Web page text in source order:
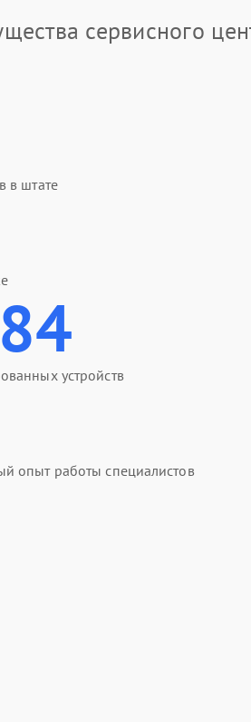
сервисного
в штате
устройств
опыт работы специалистов